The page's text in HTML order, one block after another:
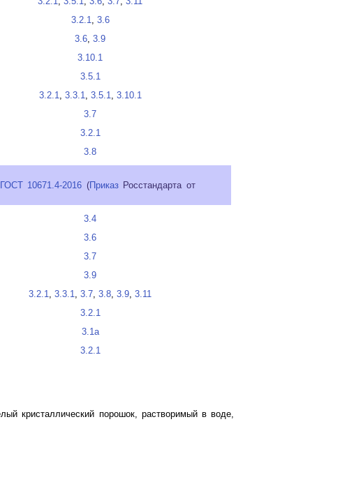
3.2.1, 3.6
3.6,3.9
3.10.1
3.5.1
3.2.1, 3.3.1, 3.5.1, 3.10.1
3.7
3.2.1
3.8
ГОСТ 10671.4-2016 (ПриказРосстандарта от
3.4
3.6
3.7
3.9
3.2.1,3.3.1,3.7,3.8,3.9,3.11
3.2.1
3.1а
3.2.1
кристаллический порошок, растворимый в воде,